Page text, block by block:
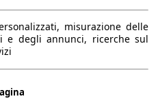
4820 mm
1970 mm
1930 mm
misurazione delle
e degli annunci, ricerche sul